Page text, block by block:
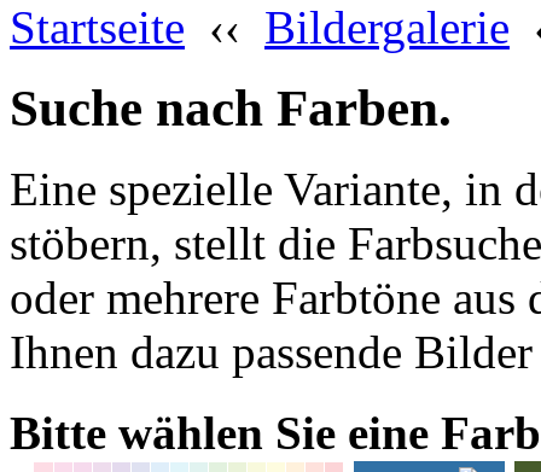
Startseite ‹‹ Bildergalerie
Suche nach Farben.
Eine spezielle Variante, in
stöbern, stellt die
oder mehrere Farbtöne
Ihnen dazu passende
Bitte wählen Sie eine